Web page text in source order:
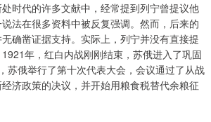
时代的许多文献中，经常提到列宁曾提议他
法在很多资料中被反复强调。然而，后来的
确凿证据支持。实际上，列宁并没有直接提
年，红白内战刚刚结束，苏俄进入了巩固
苏俄举行了第十次代表大会，会议通过了从战
济政策的决议，并开始用粮食税替代余粮征